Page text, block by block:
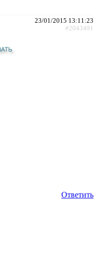
23/01/2015 13:11:23
#2043491
Ответить